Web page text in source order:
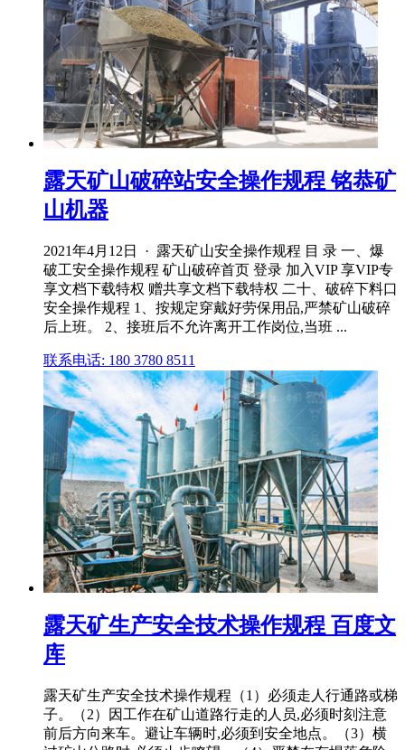
露天矿山破碎站安全操作规程 铭恭矿
山机器
2021年4月12日 · 露天矿山安全操作规程 目 录 一、爆
破工安全操作规程 矿山破碎首页 登录 加入VIP 享VIP专
享文档下载特权 赠共享文档下载特权 二十、破碎下料口
安全操作规程 1、按规定穿戴好劳保用品,严禁矿山破碎
后上班。 2、接班后不允许离开工作岗位,当班 ...
联系电话: 180 3780 8511
露天矿生产安全技术操作规程 百度文
库
露天矿生产安全技术操作规程（1）必须走人行通路或梯
子。（2）因工作在矿山道路行走的人员,必须时刻注意
前后方向来车。避让车辆时,必须到安全地点。（3）横